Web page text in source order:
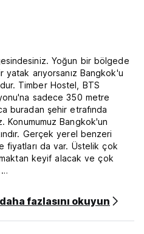
Yoğun bir bölgede
arıyorsanız Bangkok'u
Timber Hostel, BTS
sadece 350 metre
buradan şehir etrafında
Konumumuz Bangkok'un
Gerçek yerel benzeri
fiyatları da var. Üstelik çok
keyif alacak ve çok
Yurt 6 Ranzalı oda,
Yurt 4 premium Ranzalı
ve çalışma alanına ihtiyaç
Odalar ortak banyo ve
daha fazlasını okuyun